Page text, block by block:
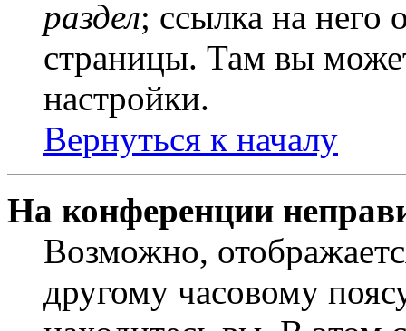
раздел; ссылка на него
страницы. Там вы
настройки.
Вернуться к началу
На конференции
Возможно,
другому часовому